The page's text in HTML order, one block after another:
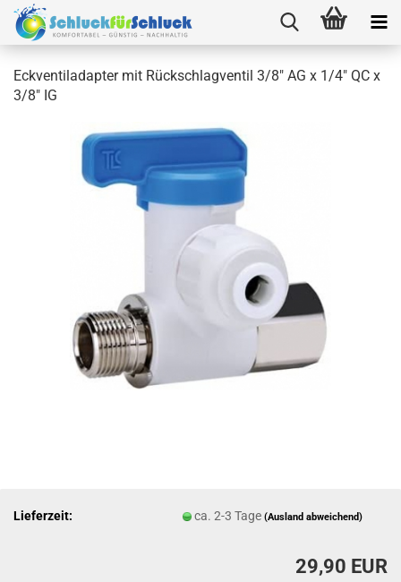
Eckventiladapter mit Rückschlagventil 3/8" AG x 1/4" QC x
3/8" IG
Lieferzeit: ca. 2-3 Tage(Ausland abweichend)
29,90 EUR